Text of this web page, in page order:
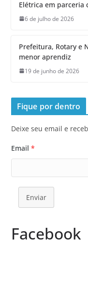
Elétrica em parceria
6 de julho de 2026
Prefeitura, Rotary e
menor aprendiz
19 de junho de 2026
Fique por dentro
Deixe seu email e
Email *
Enviar
Facebook